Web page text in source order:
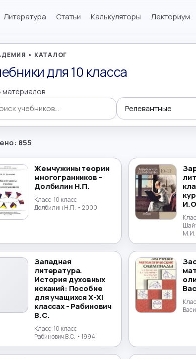
Литература Статьи Калькуляторы Лекториум
• КАТАЛОГ
для 10 класса
материалов
учебников
855
Жемчужины теории
многогранников -
Долбилин Н.П.
Класс:10 класс
Долбилин Н.П. • 2000
М.И.
Западная
литература.
История духовных
исканий: Пособие
для учащихся X-XI
классах - Рабинович
В.С.
Класс:10 класс
Рабинович В.С. • 1994